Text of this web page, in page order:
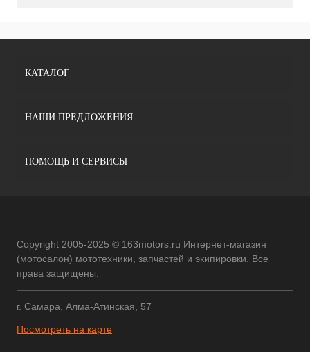
КАТАЛОГ
НАШИ ПРЕДЛОЖЕНИЯ
ПОМОЩЬ И СЕРВИСЫ
Copyright 2005-2025 © 163motors.ru Интернет-магазин
(мотосалон) мототехники, запчастей и экипировки. Все
права защищены.
г. Самара, Алма-Атинская, 57
Посмотреть на карте